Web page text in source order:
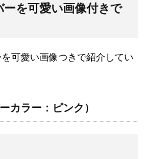
を可愛い画像付きで
可愛い画像つきで紹介してい
カラー：ピンク）